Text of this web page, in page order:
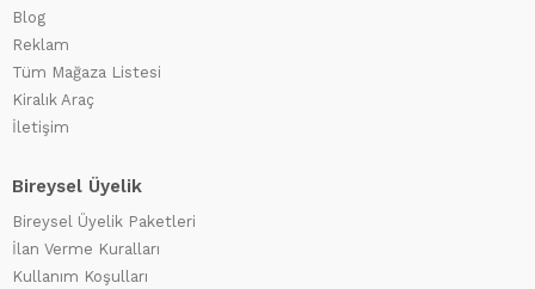
Blog
Reklam
Tüm Mağaza Listesi
Kiralık Araç
İletişim
Bireysel Üyelik
Bireysel Üyelik Paketleri
İlan Verme Kuralları
Kullanım Koşulları